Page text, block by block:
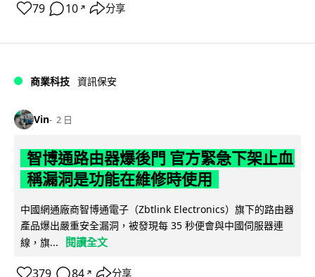
79 10 ↗ 分享
商業科技 資訊保安
Vin 2 日
智博通路由器爆後門 官方緊急下架止血
稱漏洞是功能在維修時使用
中國網通廠商智博通電子（Zbtlink Electronics）旗下的路由器
產品爆出嚴重安全漏洞，被發現每 35 秒便會與中國伺服器連
線，旗...
閱讀全文
379 84 ↗ 分享